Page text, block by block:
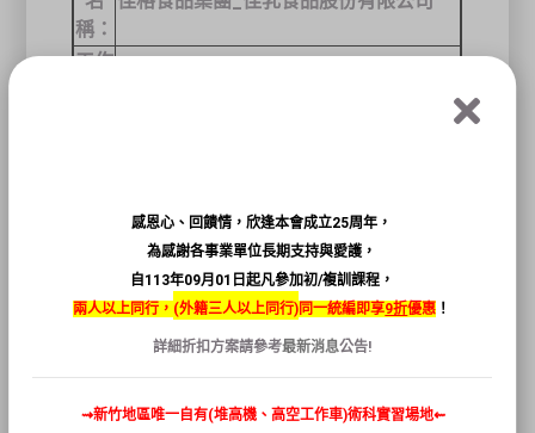
稱：
工作
質：
全職
（固定或變動薪資因個人資歷或績效而
所需
感恩心、回饋情，欣逢本會成立25周年，
為感謝各事業單位長期支持與愛護，
自113年09月01日起凡參加初/複訓課程，
兩人以上同行， (外籍三人以上同行)同一統編即享9折優惠 ！
詳細折扣方案請參考最新消息公告!
⇝新竹地區唯一自有(堆高機、高空工作車)術科實習場地⇜